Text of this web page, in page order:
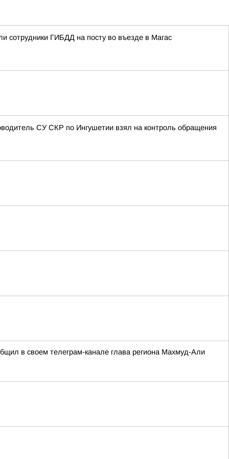
сотрудники ГИБДД на посту во въезде в Магас
СУ СКР по Ингушетии взял на контроль обращения
в своем телеграм-канале глава региона Махмуд-Али